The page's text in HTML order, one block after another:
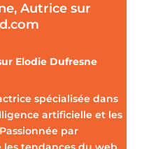
Autrice sur
Elodie Dufresne
spécialisée dans
artificielle et les
par